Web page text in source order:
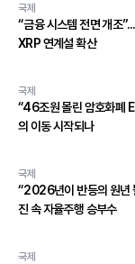
국제
“금융 시스템 전면 개조
XRP 연계설 확산
국제
“46조원 몰린 암호화폐
의 이동 시작되나
국제
“2026년이 반등의 원년
진 속 자율주행 승부수
국제